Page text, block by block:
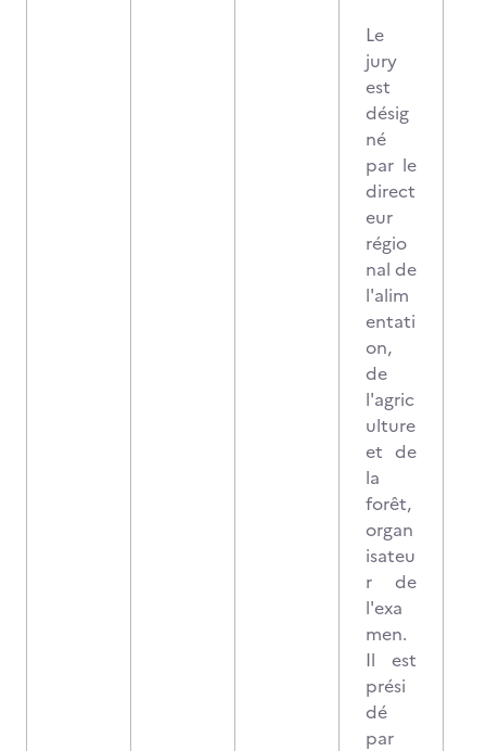
Le
jury
est
désig
né
par le
direct
eur
régio
nal de
l'alim
entati
on,
de
l'agric
ulture
et de
la
forêt,
organ
isateu
r de
l'exa
men.
Il est
prési
dé
par